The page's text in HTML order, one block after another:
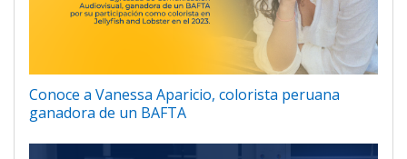
Conoce a Vanessa Aparicio, colorista peruana
ganadora de un BAFTA